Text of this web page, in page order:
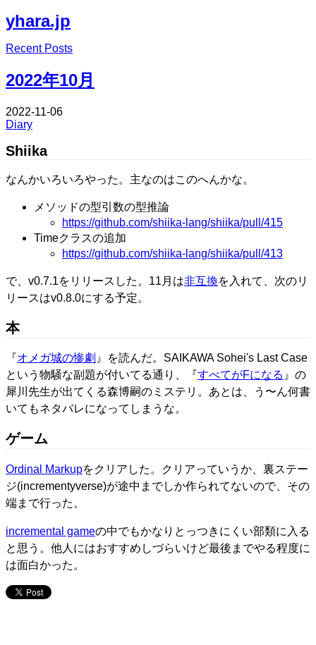
yhara.jp
Recent Posts
2022年10月
2022-11-06
Diary
Shiika
なんかいろいろやった。主なのはこのへんかな。
メソッドの型引数の型推論
https://github.com/shiika-lang/shiika/pull/415
Timeクラスの追加
https://github.com/shiika-lang/shiika/pull/413
で、v0.7.1をリリースした。11月は非互換を入れて、次のリ
リースはv0.8.0にする予定。
本
『オメガ城の惨劇 』を読んだ。SAIKAWA Sohei's Last Case
という物騒な副題が付いてる通り、『すべてがFになる 』の
犀川先生が出てくる森博嗣のミステリ。あとは、う〜ん何書
いてもネタバレになってしまうな。
ゲーム
Ordinal Markupをクリアした。クリアっていうか、裏ステー
ジ(incrementyverse)が途中までしか作られてないので、その
端まで行った。
incremental gameの中でもかなりとっつきにくい部類に入る
と思う。他人にはおすすめしづらいけど最後までやる程度に
は面白かった。